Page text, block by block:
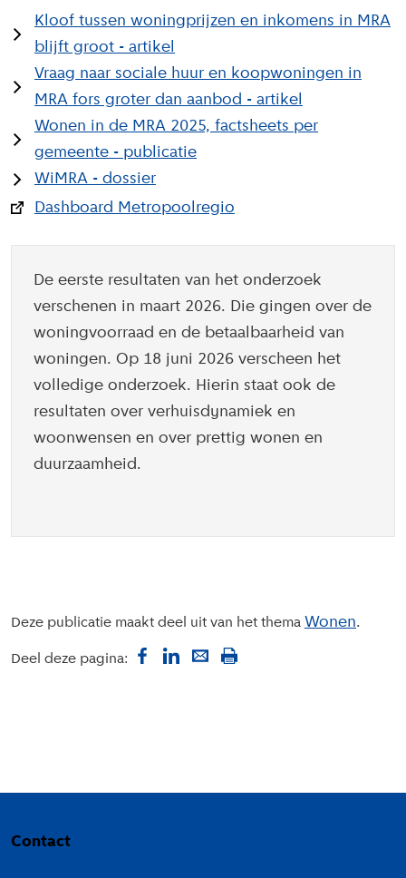
Kloof tussen woningprijzen en inkomens in MRA
blijft groot - artikel
Vraag naar sociale huur en koopwoningen in
MRA fors groter dan aanbod - artikel
Wonen in de MRA 2025, factsheets per
gemeente - publicatie
WiMRA - dossier
Dashboard Metropoolregio
De eerste resultaten van het onderzoek
verschenen in maart 2026. Die gingen over de
woningvoorraad en de betaalbaarheid van
woningen. Op 18 juni 2026 verscheen het
volledige onderzoek. Hierin staat ook de
resultaten over verhuisdynamiek en
woonwensen en over prettig wonen en
duurzaamheid.
Deze publicatie maakt deel uit van het thema Wonen
Deel deze pagina:
Contact